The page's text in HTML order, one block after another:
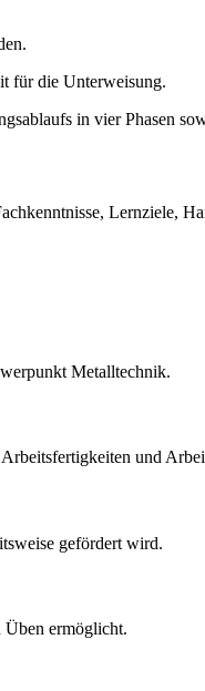
für die Unterweisung.
in vier Phasen
Lernziele,
Metalltechnik.
und
gefördert wird.
Üben ermöglicht.